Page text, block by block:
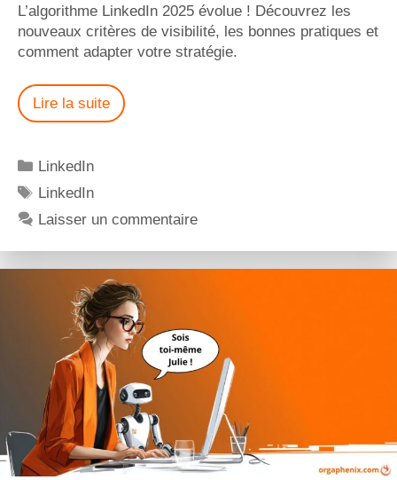
L’algorithme LinkedIn 2025 évolue ! Découvrez les
nouveaux critères de visibilité, les bonnes pratiques et
comment adapter votre stratégie.
Lire la suite
LinkedIn
LinkedIn
Laisser un commentaire